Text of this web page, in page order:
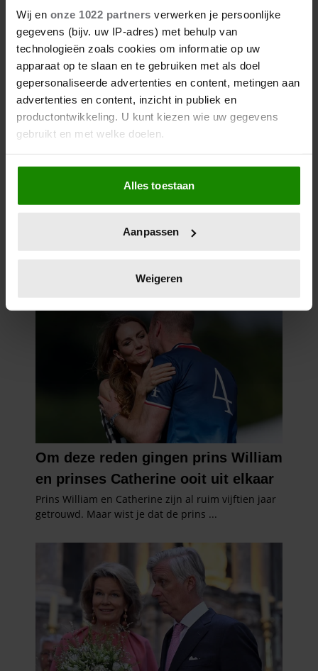
Wij en onze 1022 partners verwerken je persoonlijke
gegevens (bijv. uw IP-adres) met behulp van
technologieën zoals cookies om informatie op uw
apparaat op te slaan en te gebruiken met als doel
gepersonaliseerde advertenties en content, metingen aan
advertenties en content, inzicht in publiek en
productontwikkeling. U kunt kiezen wie uw gegevens
gebruikt en met welke doelen.
Als u het toestaat, willen we ook graag:
Informatie verzamelen over uw geografische
locatie, die tot een paar meter nauwkeurig kan zijn
scannen op specifieke eigenschappen (fingerprinting)
verwerkt en stel uw voorkeuren in het
intrekken in de Cookieverklaring.
We gebruiken cookies om content en advertenties te
personaliseren, om functies voor social media te bieden
en om ons websiteverkeer te analyseren. Ook delen we
informatie over uw gebruik van onze site met onze
partners voor social media, adverteren en analyse. Deze
partners kunnen deze gegevens combineren met andere
informatie die u aan ze heeft verstrekt of die ze hebben
verzameld op basis van uw gebruik van hun services. U
gaat akkoord met onze cookies als u onze website blijft
gebruiken.
Alles toestaan
Aanpassen
Weigeren
5 augustus 2026
ORANJE DIE ALTIJD HAAR